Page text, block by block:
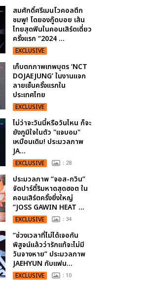
สมศักดิ์ศรีเมนโวคอลตึก
ชมพู! โดยองกู๊ดบอย เส้น
ไทยสุดฟินในคอนเสิร์ตเดี่ยว
ครั้งแรก “2024 ...
EXCLUSIVE
เก็บตกภาพเทพบุตร ‘NCT
DOJAEJUNG’ ในงานแจก
ลายเซ็นครั้งแรกใน
ประเทศไทย
EXCLUSIVE
ไม่ว่าจะวันนี้หรือวันไหน ก็จะ
ยังภูมิใจในตัว "แจบอม"
เหมือนเดิม! ประมวลภาพ
JA...
EXCLUSIVE : 28
ประมวลภาพ “จอส-กวิน”
จัดปาร์ตี้ริมหาดสุดฮอต ใน
คอนเสิร์ตครั้งยิ่งใหญ่
“JOSS GAWIN HEAT ...
EXCLUSIVE : 34
“ช่วงเวลาที่ไม่ได้เจอกัน
พิสูจน์แล้วว่ารักแท้จะไม่มี
วันจางหาย” ประมวลภาพ
JAEHYUN กับแฟน...
EXCLUSIVE : 10